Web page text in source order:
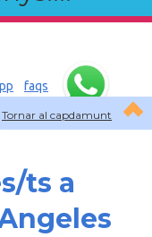
Tornar al capdamunt
faqs
ts a